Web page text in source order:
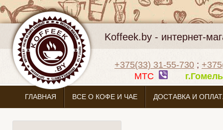
Koffeek.by - интернет-
+375(33) 31-55-730 ;
МТС
ГЛАВНАЯ ВСЕ О КОФЕ И ЧАЕ ДОСТАВКА И